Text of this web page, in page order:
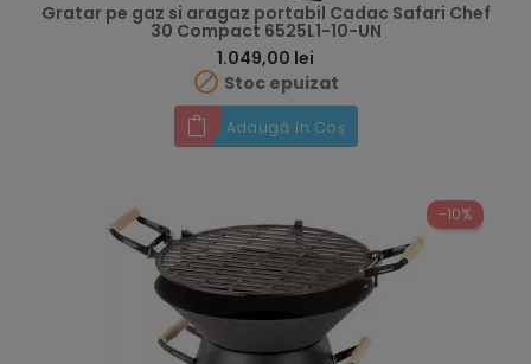
Gratar pe gaz si aragaz portabil Cadac Safari Chef
30 Compact 6525L1-10-UN
1.049,00 lei
 Stoc epuizat
Adaugă în Coș
-10%